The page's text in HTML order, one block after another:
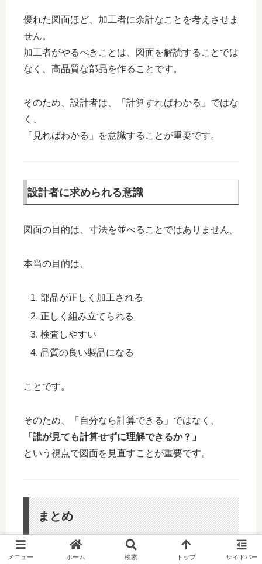
優れた図面ほど、加工者に余計なことを考えさせま
せん。
加工者がやるべきことは、図面を解読することでは
なく、高品質な部品を作ることです。
そのため、設計者は、「計算すればわかる」ではな
く、
「見ればわかる」を意識することが重要です。
設計者に求められる意識
図面の目的は、寸法を並べることではありません。
本当の目的は、
部品が正しく加工される
正しく組み立てられる
検査しやすい
品質の良い製品になる
ことです。
そのため、「自分なら計算できる」ではなく、
「誰が見ても計算せずに理解できるか？」
という視点で図面を見直すことが重要です。
まとめ
メニュー ホーム 検索 トップ サイドバー